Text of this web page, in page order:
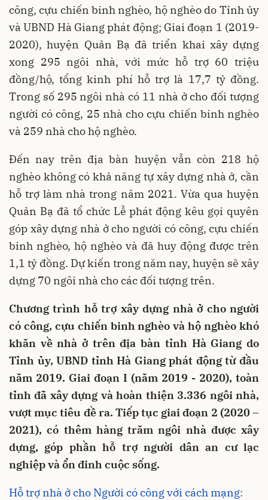
công, cựu chiến binh nghèo, hộ nghèo do Tỉnh ủy
và UBND Hà Giang phát động; Giai đoạn 1 (2019-
2020), huyện Quản Bạ đã triển khai xây dựng
xong 295 ngôi nhà, với mức hỗ trợ 60 triệu
đồng/hộ, tổng kinh phí hỗ trợ là 17,7 tỷ đồng.
Trong số 295 ngôi nhà có 11 nhà ở cho đối tượng
người có công, 25 nhà cho cựu chiến binh nghèo
và 259 nhà cho hộ nghèo.
Đến nay trên địa bàn huyện vẫn còn 218 hộ
nghèo không có khả năng tự xây dựng nhà ở, cần
hỗ trợ làm nhà trong năm 2021. Vừa qua huyện
Quản Bạ đã tổ chức Lễ phát động kêu gọi quyên
góp xây dựng nhà ở cho người có công, cựu chiến
binh nghèo, hộ nghèo và đã huy động được trên
1,1 tỷ đồng. Dự kiến trong năm nay, huyện sẽ xây
dựng 70 ngôi nhà cho các đối tượng trên.
Chương trình hỗ trợ xây dựng nhà ở cho người
có công, cựu chiến binh nghèo và hộ nghèo khó
khăn về nhà ở trên địa bàn tỉnh Hà Giang do
Tỉnh ủy, UBND tỉnh Hà Giang phát động từ đầu
năm 2019. Giai đoạn I (năm 2019 - 2020), toàn
tỉnh đã xây dựng và hoàn thiện 3.336 ngôi nhà,
vượt mục tiêu đề ra. Tiếp tục giai đoạn 2 (2020 –
2021), có thêm hàng trăm ngôi nhà được xây
dựng, góp phần hỗ trợ người dân an cư lạc
nghiệp và ổn đinh cuộc sống.
Hỗ trợ nhà ở cho Người có công với cách mạng: